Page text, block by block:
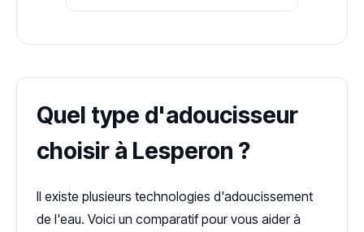
Quel type d'adoucisseur
choisir à Lesperon ?
Il existe plusieurs technologies d'adoucissement
de l'eau. Voici un comparatif pour vous aider à